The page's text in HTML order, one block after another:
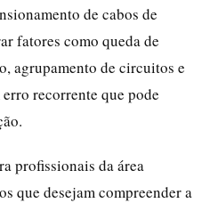
de cabos de
fatores como queda de
agrupamento de circuitos e
recorrente que pode
profissionais da área
que desejam compreender a